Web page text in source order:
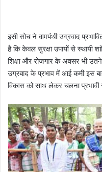
इसी सोच ने वामपंथी उग्रवाद
है कि केवल सुरक्षा उपायों से स्थायी
शिक्षा और रोजगार के अवसर भी
उग्रवाद के प्रभाव में आई कमी इस
विकास को साथ लेकर चलना प्रभावी